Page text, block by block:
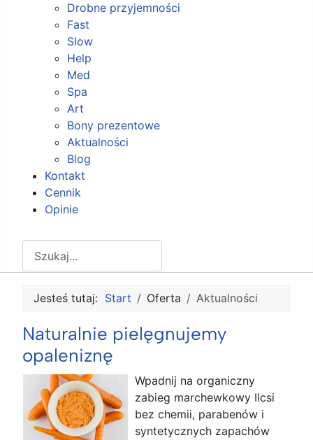
Drobne przyjemności
Fast
Slow
Help
Med
Spa
Art
Bony prezentowe
Aktualności
Blog
Kontakt
Cennik
Opinie
Jesteś tutaj: Start Oferta Aktualności
Naturalnie pielęgnujemy
opaleniznę
Wpadnij na organiczny
zabieg marchewkowy Ilcsi
bez chemii, parabenów i
syntetycznych zapachów